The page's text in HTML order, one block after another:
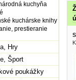
kuchyňa
kuchárske knihy
prestieranie
Hry
Šport
poukážky